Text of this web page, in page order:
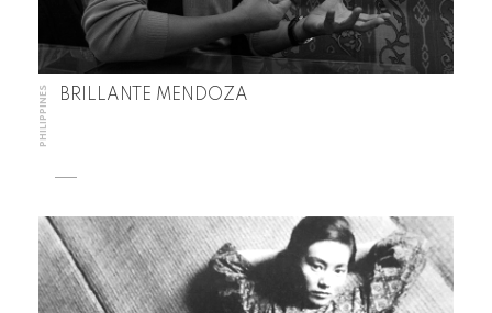
PHILIPPINES BRILLANTE MENDOZA